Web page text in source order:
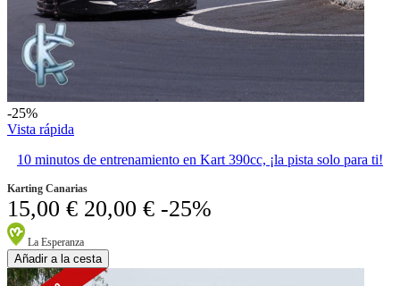
-25%
Vista rápida
10 minutos de entrenamiento en Kart 390cc, ¡la pista solo para ti!
Karting Canarias
15,00 € 20,00 € -25%
La Esperanza
Añadir a la cesta